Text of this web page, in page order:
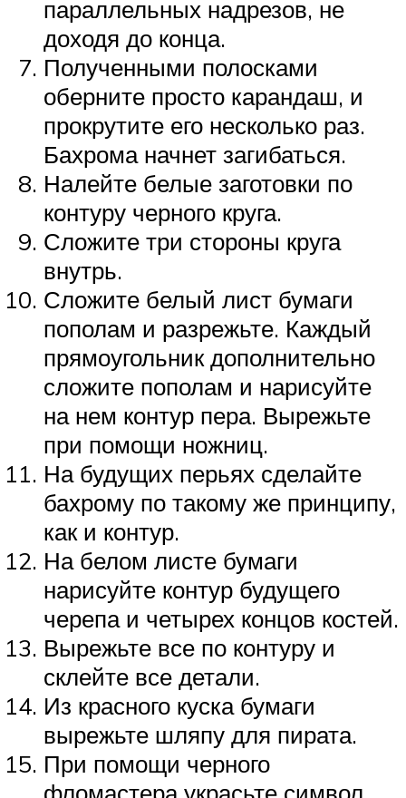
параллельных надрезов, не
доходя до конца.
Полученными полосками
оберните просто карандаш, и
прокрутите его несколько раз.
Бахрома начнет загибаться.
Налейте белые заготовки по
контуру черного круга.
Сложите три стороны круга
внутрь.
Сложите белый лист бумаги
пополам и разрежьте. Каждый
прямоугольник дополнительно
сложите пополам и нарисуйте
на нем контур пера. Вырежьте
при помощи ножниц.
На будущих перьях сделайте
бахрому по такому же принципу,
как и контур.
На белом листе бумаги
нарисуйте контур будущего
черепа и четырех концов костей.
Вырежьте все по контуру и
склейте все детали.
Из красного куска бумаги
вырежьте шляпу для пирата.
При помощи черного